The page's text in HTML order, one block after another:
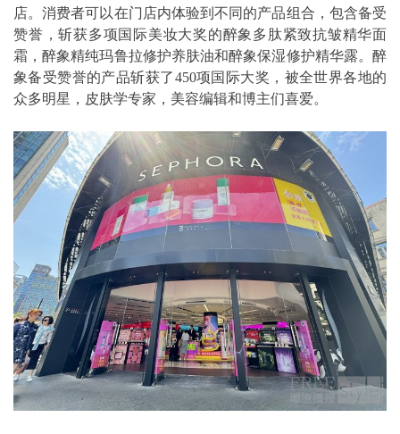
店。消费者可以在门店内体验到不同的产品组合，包含备受
赞誉，斩获多项国际美妆大奖的醉象多肽紧致抗皱精华面
霜，醉象精纯玛鲁拉修护养肤油和醉象保湿修护精华露。醉
象备受赞誉的产品斩获了450项国际大奖，被全世界各地的
众多明星，皮肤学专家，美容编辑和博主们喜爱。